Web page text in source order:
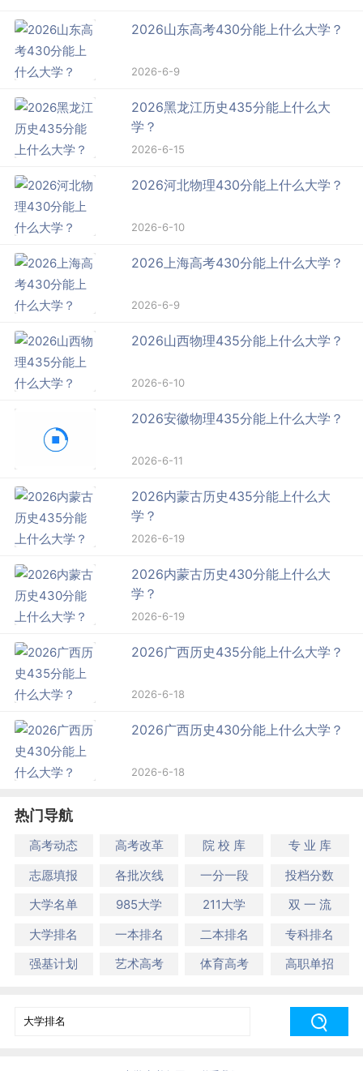
2026山东高考430分能上什么大学？
2026-6-9
2026黑龙江历史435分能上什么大
学？
2026-6-15
2026河北物理430分能上什么大学？
2026-6-10
2026上海高考430分能上什么大学？
2026-6-9
2026山西物理435分能上什么大学？
2026-6-10
2026安徽物理435分能上什么大学？
2026-6-11
2026内蒙古历史435分能上什么大
学？
2026-6-19
2026内蒙古历史430分能上什么大
学？
2026-6-19
2026广西历史435分能上什么大学？
2026-6-18
2026广西历史430分能上什么大学？
2026-6-18
热门导航
高考动态 高考改革 院 校 库
专 业 库
志愿填报
各批次线 一分一段
投档分数
大学名单
985大学 211大学
双 一 流
大学排名
一本排名 二本排名
专科排名
强基计划
艺术高考 体育高考 高职单招